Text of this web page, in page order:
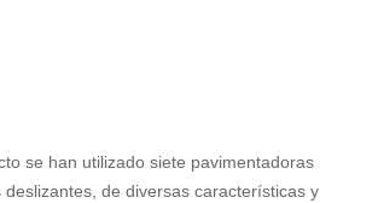
se han utilizado siete pavimentadoras
deslizantes, de diversas características y